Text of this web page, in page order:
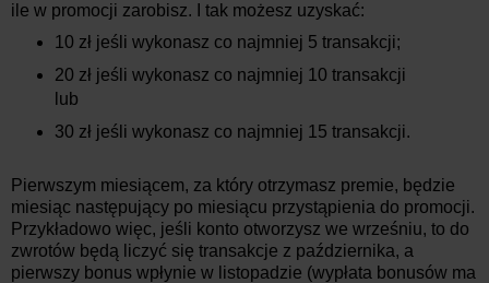
ile w promocji zarobisz. I tak możesz uzyskać:
10 zł jeśli wykonasz co najmniej 5 transakcji;
20 zł jeśli wykonasz co najmniej 10 transakcji
lub
30 zł jeśli wykonasz co najmniej 15 transakcji.
Pierwszym miesiącem, za który otrzymasz premie, będzie
miesiąc następujący po miesiącu przystąpienia do promocji.
Przykładowo więc, jeśli konto otworzysz we wrześniu, to do
zwrotów będą liczyć się transakcje z października, a
pierwszy bonus wpłynie w listopadzie (wypłata bonusów ma